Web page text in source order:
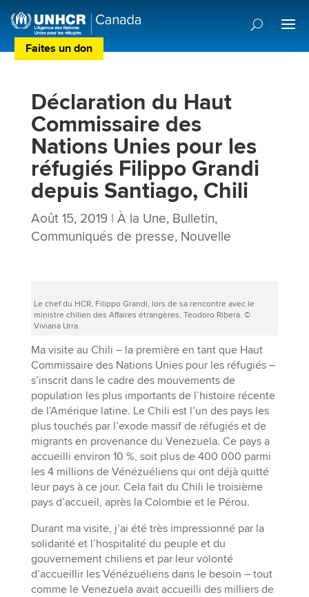
Faites un don Centre de Préférences des Donateurs
Déclaration du Haut
Commissaire des
Nations Unies pour les
réfugiés Filippo Grandi
depuis Santiago, Chili
Août 15, 2019| À la Une, Bulletin,
Communiqués de presse, Nouvelle
Le chef du HCR, Filippo Grandi, lors de sa rencontre avec le
ministre chilien des Affaires étrangères, Teodoro Ribera. ©
Viviana Urra
Ma visite au Chili – la première en tant que Haut
Commissaire des Nations Unies pour les réfugiés –
s’inscrit dans le cadre des mouvements de
population les plus importants de l’histoire récente
de l’Amérique latine. Le Chili est l’un des pays les
plus touchés par l’exode massif de réfugiés et de
migrants en provenance du Venezuela. Ce pays a
accueilli environ 10 %, soit plus de 400 000 parmi
les 4 millions de Vénézuéliens qui ont déjà quitté
leur pays à ce jour. Cela fait du Chili le troisième
pays d’accueil, après la Colombie et le Pérou.
Durant ma visite, j’ai été très impressionné par la
solidarité et l’hospitalité du peuple et du
gouvernement chiliens et par leur volonté
d’accueillir les Vénézuéliens dans le besoin – tout
comme le Venezuela avait accueilli des milliers de